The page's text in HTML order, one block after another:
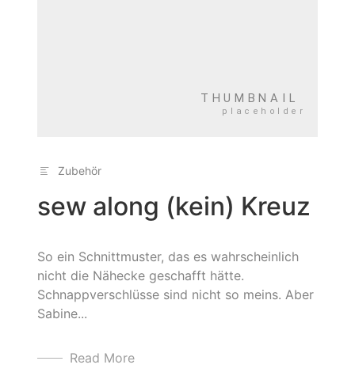
Zubehör
sew along (kein) Kreuz
So ein Schnittmuster, das es wahrscheinlich
nicht die Nähecke geschafft hätte.
Schnappverschlüsse sind nicht so meins. Aber
Sabine...
Read More